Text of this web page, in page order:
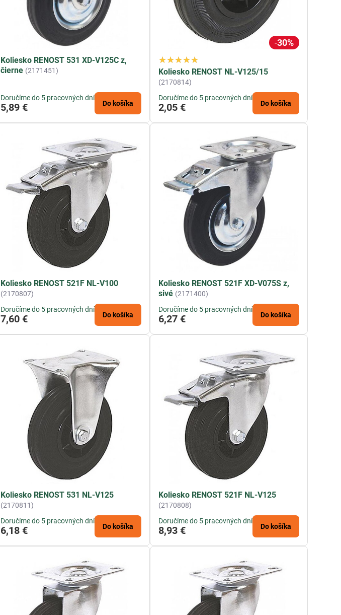
Koliesko RENOST 531 XD-V125C z,
čierne (2171451)
Doručíme do 5 pracovných dní
5,89 € Do košíka
30%
Koliesko RENOST NL-V125/15
(2170814)
Doručíme do 5 pracovných dní
2,05 € Do košíka
Koliesko RENOST 521F NL-V100
(2170807)
Doručíme do 5 pracovných dní
7,60 € Do košíka
Koliesko RENOST 521F XD-V075S z,
sivé (2171400)
Doručíme do 5 pracovných dní
6,27 € Do košíka
Koliesko RENOST 531 NL-V125
(2170811)
Doručíme do 5 pracovných dní
6,18 € Do košíka
Koliesko RENOST 521F NL-V125
(2170808)
Doručíme do 5 pracovných dní
8,93 € Do košíka